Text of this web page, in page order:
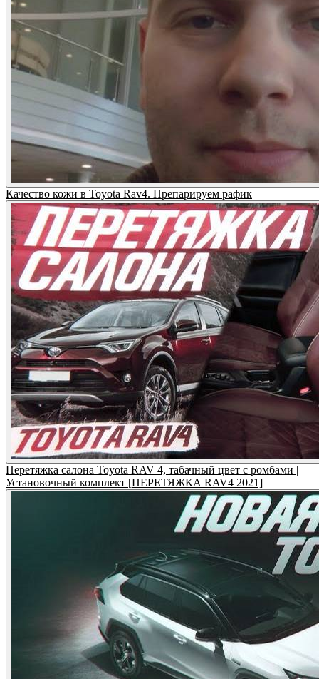
Качество кожи в Toyota Rav4. Препарируем рафик
Перетяжка салона Toyota RAV 4, табачный цвет с ромбами |
Установочный комплект [ПЕРЕТЯЖКА RAV4 2021]